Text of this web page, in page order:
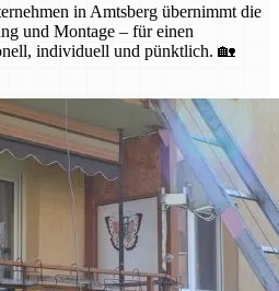
in Amtsberg übernimmt die
und Montage – für einen
individuell und pünktlich. 🏡